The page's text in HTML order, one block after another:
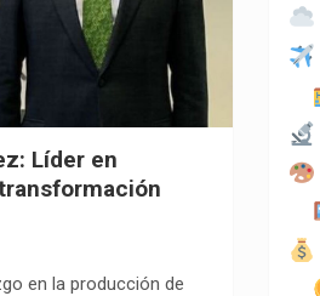
Líder en
en la producción de